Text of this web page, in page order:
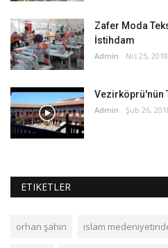
Zafer Moda
İstihdam
Admin Nis 25, 2018
Vezirköprü'nün
Admin Şub 26,
ETIKETLER
orhan şahin islam